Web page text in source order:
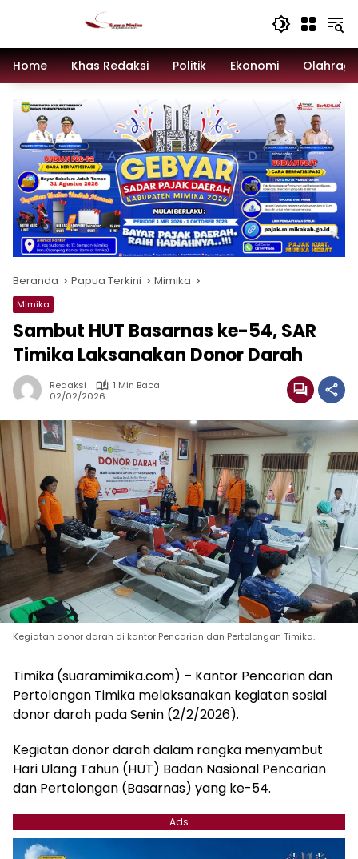
Home
Khas Redaksi Politik Ekonomi
Beranda Papua Terkini Mimika
Mimika
Sambut HUT Basarnas ke-54, SAR
Timika Laksanakan Donor Darah
Redaksi
1 Min Baca
02/02/2026
Kegiatan donor darah di kantor Pencarian dan Pertolongan Timika.
Timika (suaramimika.com) – Kantor Pencarian dan
Pertolongan Timika melaksanakan kegiatan sosial
donor darah pada Senin (2/2/2026).
Kegiatan donor darah dalam rangka menyambut
Hari Ulang Tahun (HUT) Badan Nasional Pencarian
dan Pertolongan (Basarnas) yang ke-54.
Ads